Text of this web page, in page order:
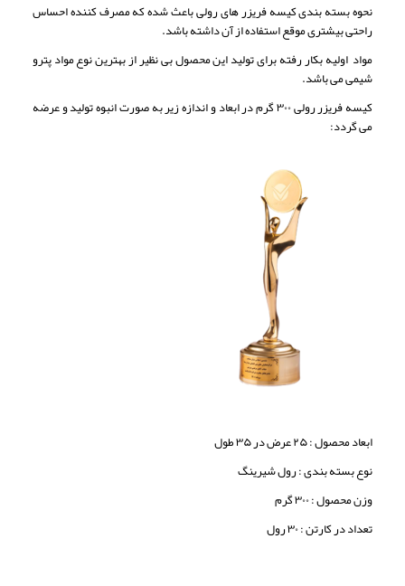
نحوه بسته بندی کیسه فریزر های رولی باعث شده که مصرف کننده احساس
راحتی بیشتری موقع استفاده از آن داشته باشد.
مواد اولیه بکار رفته برای تولید این محصول بی نظیر از بهترین نوع مواد پترو
شیمی می باشد.
کیسه فریزر رولی ۳۰۰ گرم در ابعاد و اندازه زیر به صورت انبوه تولید و عرضه
می گردد:
ابعاد محصول : ۲۵ عرض در ۳۵ طول
نوع بسته بندی : رول شیرینگ
وزن محصول : ۳۰۰ گرم
تعداد در کارتن : ۳۰ رول